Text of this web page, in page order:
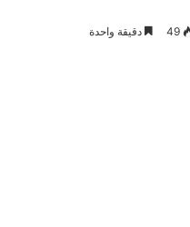
49 دقيقة واحدة